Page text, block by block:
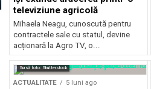
televiziune agricolă
Mihaela Neagu, cunoscută pentru
contractele sale cu statul, devine
acționară la Agro TV, o...
Sursă foto: Shutterstock
ACTUALITATE 5 luni ago